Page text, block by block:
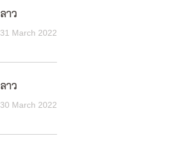
ลาว
31 March 2022
ลาว
30 March 2022